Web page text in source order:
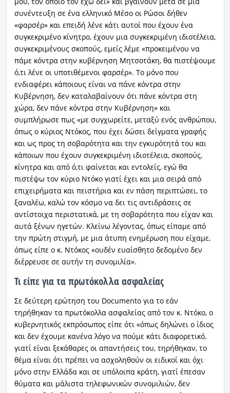
συνέντευξη σε ένα ελληνικό Μέσο οι Ρώσοι δήθεν
«φαρσέρ» και επειδή λένε κάτι αυτοί που έχουν ένα
συγκεκριμένο κίνητρο, έχουν μια συγκεκριμένη ιδιοτέλεια,
συγκεκριμένους σκοπούς, εμείς λέμε «προκειμένου να
πάμε κόντρα στην κυβέρνηση Μητσοτάκη, θα πιστέψουμε
ό,τι λένε οι υποτιθέμενοι φαρσέρ». Το μόνο που
ενδιαφέρει κάποιους είναι να πάνε κόντρα στην
Κυβέρνηση, δεν καταλαβαίνουν ότι πάνε κόντρα στη
χώρα, δεν πάνε κόντρα στην Κυβέρνηση» και
συμπλήρωσε πως «με συγχωρείτε, μεταξύ ενός ανθρώπου,
όπως ο κύριος Ντόκος, που έχει δώσει δείγματα γραφής
και ως προς τη σοβαρότητα και την εγκυρότητά του και
κάποιων που έχουν συγκεκριμένη ιδιοτέλεια, σκοπούς,
κίνητρα και από ό,τι φαίνεται και εντολείς, εγώ θα
πιστέψω τον κύριο Ντόκο γιατί έχει και μια σειρά από
επιχειρήματα και πειστήρια και εν πάση περιπτώσει, το
ξαναλέω, καλώ τον κόσμο να δει τις αντιδράσεις σε
αντίστοιχα περιστατικά, με τη σοβαρότητα που είχαν και
αυτά ξένων ηγετών. Κλείνω λέγοντας, όπως είπαμε από
την πρώτη στιγμή, με μια άτυπη ενημέρωση που είχαμε,
όπως είπε ο κ. Ντόκος «ουδέν ευαίσθητο δεδομένο δεν
διέρρευσε σε αυτήν τη συνομιλία».
Τι είπε για τα πρωτόκολλα ασφαλείας
Σε δεύτερη ερώτηση του Documento για το εάν
τηρήθηκαν τα πρωτόκολλα ασφαλείας από τον κ. Ντόκο, ο
κυβερνητικός εκπρόσωπος είπε ότι «όπως δηλώνει ο ίδιος
και δεν έχουμε κανένα λόγο να πούμε κάτι διαφορετικό,
γιατί είναι ξεκάθαρες οι απαντήσεις του, τηρήθηκαν, το
θέμα είναι ότι πρέπει να ασχοληθούν οι ειδικοί και όχι
μόνο στην Ελλάδα και σε υπόλοιπα κράτη, γιατί έπεσαν
θύματα και μάλιστα τηλεφωνικών συνομιλιών, δεν